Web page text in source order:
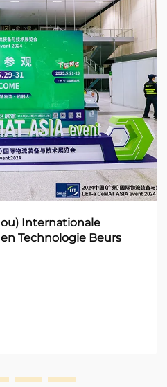
Internationale
Technologie Beurs